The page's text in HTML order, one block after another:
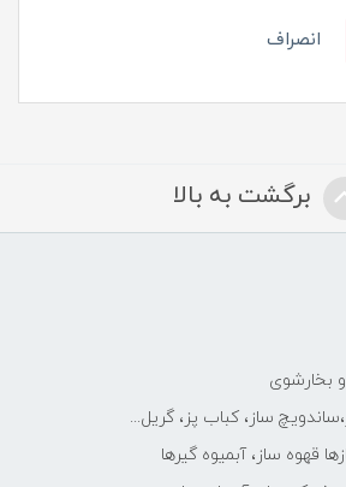
انصراف
برگشت به بالا
بخارشوی
ساز، کباب پز، گریل...
قهوه ساز، آبمیوه گیرها